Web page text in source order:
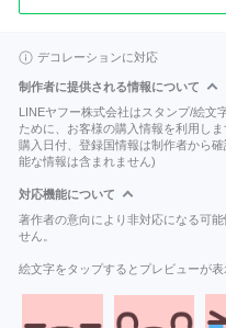
デコレーションに対応
制作者に提供される情報について
LINEヤフー株式会社はスタンプ/絵文
ために、お客様の購入情報を利用しま
購入日付、登録国情報は制作者から
能な情報は含まれません)
対応機能について
著作者の意向により非対応になる可
せん。
絵文字をタップするとプレビューが表